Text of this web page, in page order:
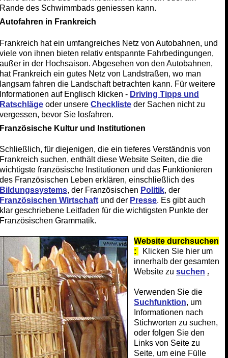
Rande des Schwimmbads geniessen kann.
Autofahren in Frankreich
Frankreich hat ein umfangreiches Netz von Autobahnen, und
viele von ihnen bieten relativ entspannte Fahrbedingungen,
außer in der Hochsaison. Abgesehen von den Autobahnen,
hat Frankreich ein gutes Netz von Landstraßen, wo man
langsam fahren die Landschaft betrachten kann. Für weitere
Informationen auf Englisch klicken - Driving Tipps und
Ratschläge oder unsere Checkliste der Sachen nicht zu
vergessen, bevor Sie losfahren.
Französische Kultur und Institutionen
Schließlich, für diejenigen, die ein tieferes Verständnis von
Frankreich suchen, enthält diese Website Seiten, die die
wichtigste französische Institutionen und das Funktionieren
des Französischen Leben erklären, einschließlich des
Bildungssystems, der Französischen Politik, der
Französischen Wirtschaft und der Presse. Es gibt auch
klar geschriebene Leitfaden für die wichtigsten Punkte der
Französischen Grammatik.
Website durchsuchen
:
Klicken Sie hier um
innerhalb der gesamten
Website zu suchen .
Verwenden Sie die
Suchfunktion, um
Informationen nach
Stichworten zu suchen,
oder folgen Sie den
Links von Seite zu
Seite, um eine Fülle